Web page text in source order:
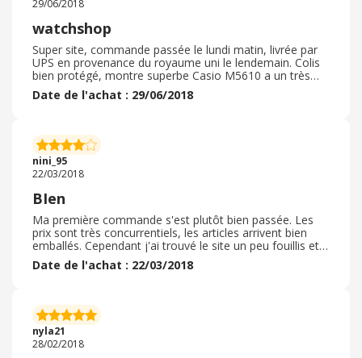
commanderais de nouveau sur ce site sans hésiter.
29/06/2018
watchshop
Super site, commande passée le lundi matin, livrée par
UPS en provenance du royaume uni le lendemain. Colis
bien protégé, montre superbe Casio M5610 a un très
bon prix. Je recommande vivement le site et son
paiement sécurisé PP. seb
Date de l'achat : 29/06/2018
nini_95
22/03/2018
BIen
Ma première commande s'est plutôt bien passée. Les
prix sont très concurrentiels, les articles arrivent bien
emballés. Cependant j'ai trouvé le site un peu fouillis et il
n'y a pas possibilité de suivre la livraison. Un peu
dommage...
Date de l'achat : 22/03/2018
nyla21
28/02/2018